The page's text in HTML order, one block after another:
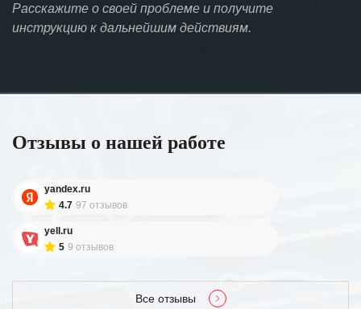
Расскажите о своей проблеме и получите
инструкцию к дальнейшим действиям.
Отзывы о нашей работе
yandex.ru
4.7 97 отзывов
yell.ru
5 9 отзывов
Все отзывы